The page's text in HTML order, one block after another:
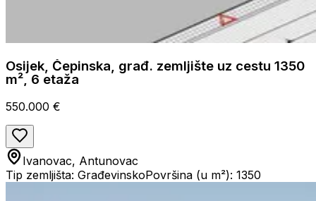
Osijek, Čepinska, građ. zemljište uz cestu 1350
m², 6 etaža
550.000 €
Ivanovac, Antunovac
Tip zemljišta: GrađevinskoPovršina (u m²): 1350